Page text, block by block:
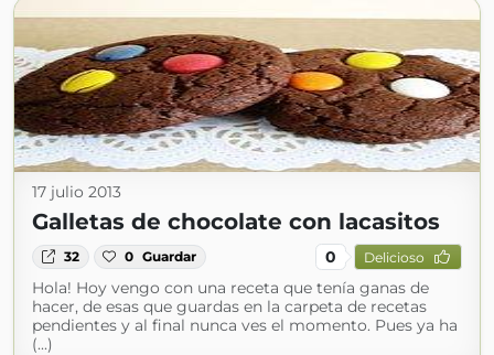
17 julio 2013
Galletas de chocolate con lacasitos
32 0 Guardar 0 Delicioso
Hola! Hoy vengo con una receta que tenía ganas de
hacer, de esas que guardas en la carpeta de recetas
pendientes y al final nunca ves el momento. Pues ya ha
(...)